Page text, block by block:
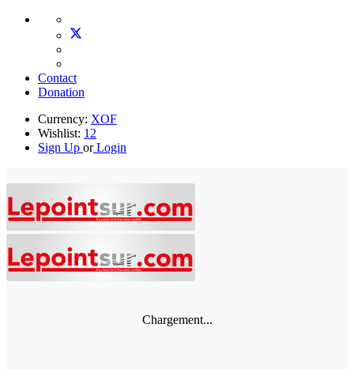
Contact
Donation
Currency: XOF
Wishlist: 12
Sign Up orLogin
Chargement...